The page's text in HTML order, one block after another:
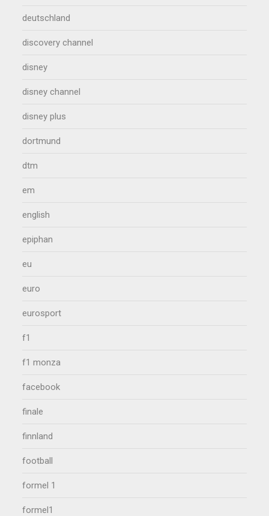
deutschland
discovery channel
disney
disney channel
disney plus
dortmund
dtm
em
english
epiphan
eu
euro
eurosport
f1
f1 monza
facebook
finale
finnland
football
formel 1
formel1